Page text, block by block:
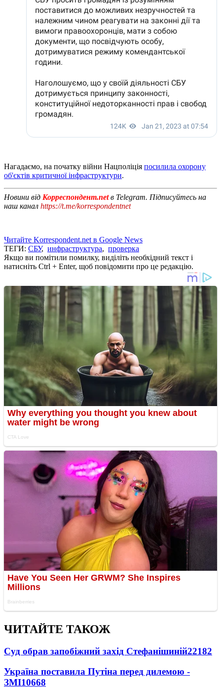
Нагадаємо, на початку війни Нацполіція посилила охорону
об'єктів критичної інфраструктури.
Новини від Корреспондент.netв Telegram. Підписуйтесь на
наш канал https://t.me/korrespondentnet
Читайте Korrespondent.net в Google News
ТЕГИ: СБУ, инфраструктура, проверка
Якщо ви помітили помилку, виділіть необхідний текст і
натисніть Ctrl + Enter, щоб повідомити про це редакцію.
ЧИТАЙТЕ ТАКОЖ
Суд обрав запобіжний захід Стефанішиній22182
Україна поставила Путіна перед дилемою -
ЗМІ10668